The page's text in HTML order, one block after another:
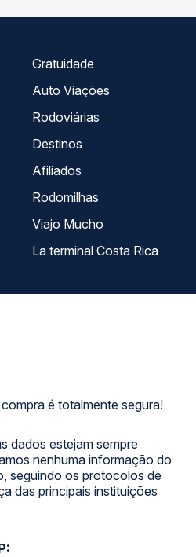
é totalmente segura!
dados estejam sempre
nenhuma informação do
seguindo os protocolos de
das principais instituições
Gratuidade
Auto Viações
Rodoviárias
Destinos
Afiliados
Rodomilhas
Viajo Mucho
La terminal Costa Rica